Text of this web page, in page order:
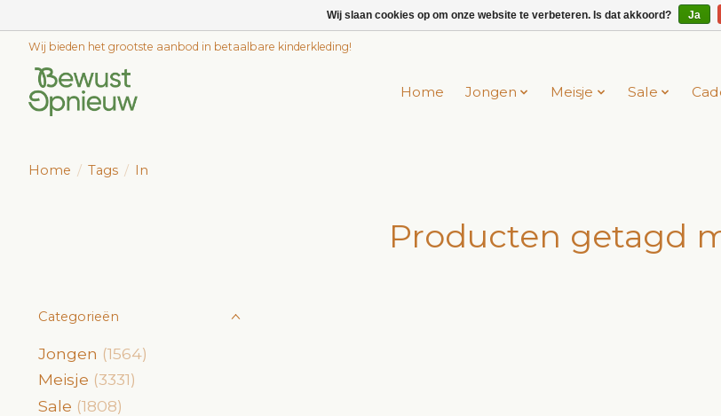
Wij bieden het grootste aanbod in betaalbare kinderkleding!
Home Jongen Meisje Sale
Home / Tags / In
Producten getagd
Categorieën
Jongen (1564)
Meisje (3331)
Sale (1808)
Wij slaan cookies op om onze website te verbeteren. Is dat akkoord? Ja